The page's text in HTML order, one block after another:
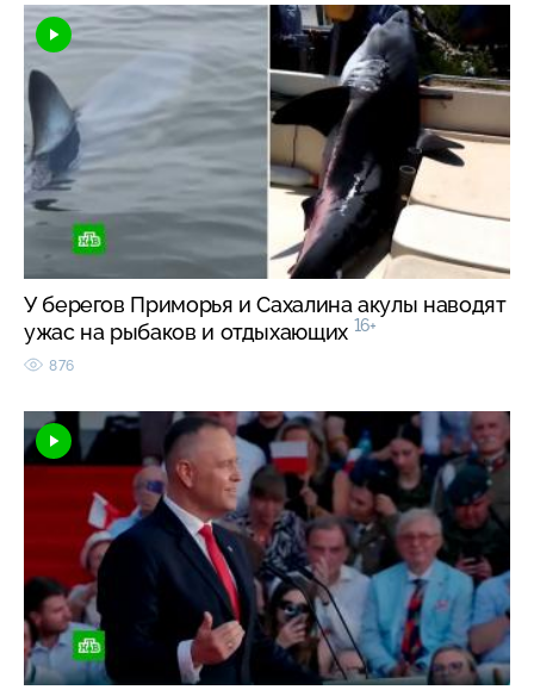
У берегов Приморья и Сахалина акулы наводят
ужас на рыбаков и отдыхающих 16+
876